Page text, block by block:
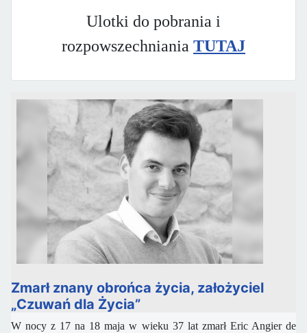
Ulotki do pobrania i
rozpowszechniania TUTAJ
Zmarł znany obrońca życia, założyciel
„Czuwań dla Życia”
W nocy z 17 na 18 maja w wieku 37 lat zmarł Eric Angier de